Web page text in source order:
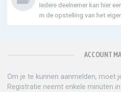
Iedere deelnemer kan hier
m de opstelling van het
ACCOUNT
Om je te kunnen aanmelden, moet
Registratie neemt enkele minuten